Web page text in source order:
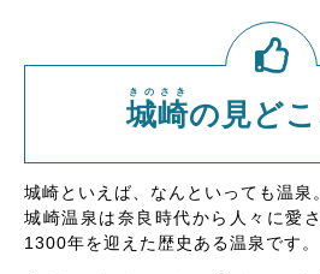
城崎
きのさき
の見ど
城崎といえば、なんといっても温泉。
城崎温泉は奈良時代から人々に愛
1300年を迎えた歴史ある温泉です。